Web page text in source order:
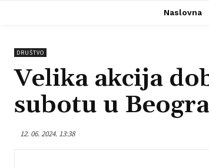
Naslovna
DRUŠTVO
Velika akcija
subotu u
12. 06. 2024. 13:38